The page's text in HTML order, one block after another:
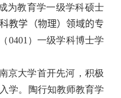
为教育学一级学科硕士
教学（物理）领域的专
0401 ）一级学科博士学
京大学首开先河，积极
学。陶行知教师教育学